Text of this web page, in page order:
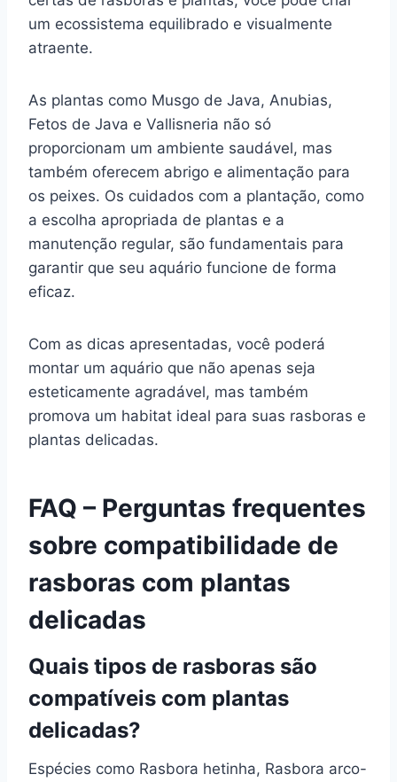
um ecossistema equilibrado e visualmente
atraente.
As plantas como Musgo de Java, Anubias,
Fetos de Java e Vallisneria não só
proporcionam um ambiente saudável, mas
também oferecem abrigo e alimentação para
os peixes. Os cuidados com a plantação, como
a escolha apropriada de plantas e a
manutenção regular, são fundamentais para
garantir que seu aquário funcione de forma
eficaz.
Com as dicas apresentadas, você poderá
montar um aquário que não apenas seja
esteticamente agradável, mas também
promova um habitat ideal para suas rasboras e
plantas delicadas.
FAQ – Perguntas frequentes
sobre compatibilidade de
rasboras com plantas
delicadas
Quais tipos de rasboras são
compatíveis com plantas
delicadas?
Espécies como Rasbora hetinha, Rasbora arco-